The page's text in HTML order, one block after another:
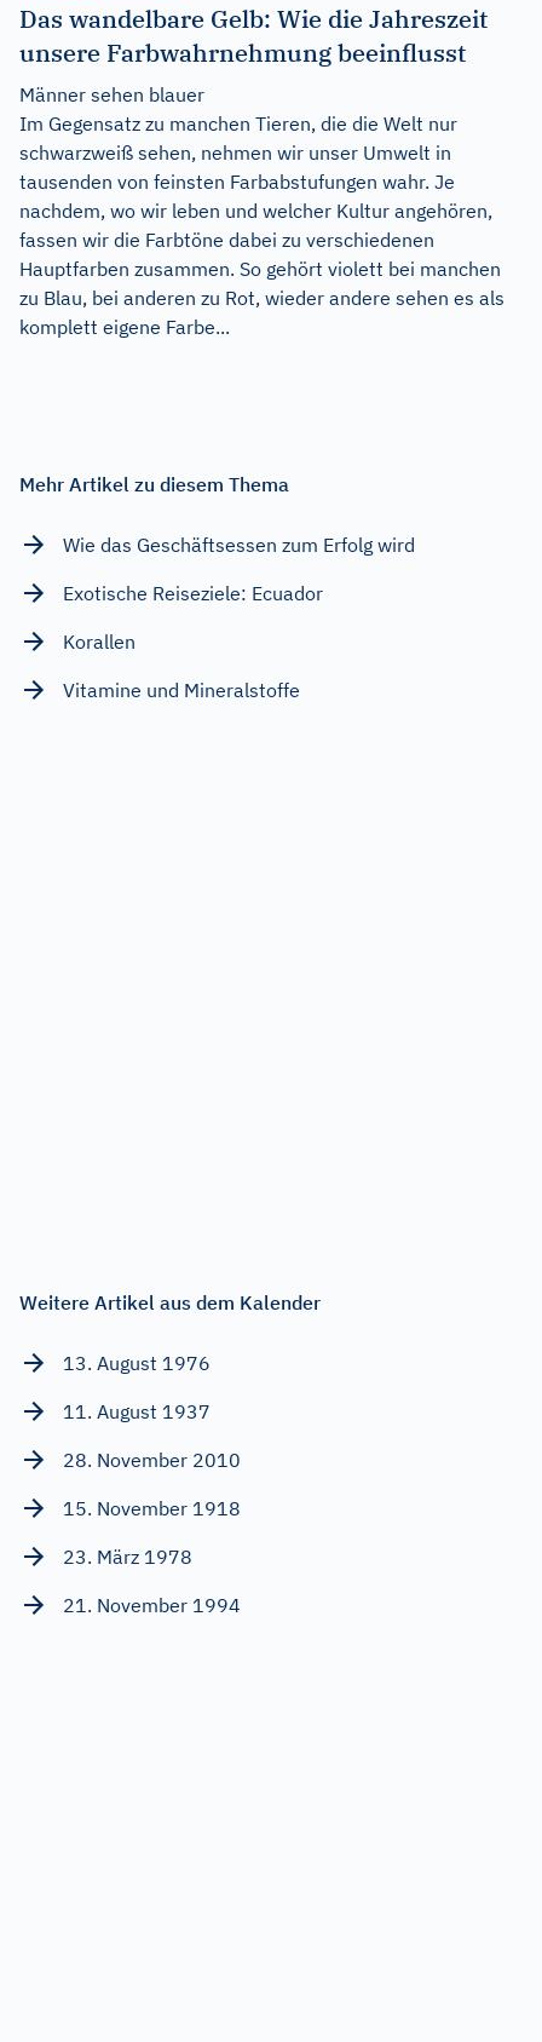
Das wandelbare Gelb: Wie die Jahreszeit
unsere Farbwahrnehmung beeinflusst
Männer sehen blauer
Im Gegensatz zu manchen Tieren, die die Welt nur
schwarzweiß sehen, nehmen wir unser Umwelt in
tausenden von feinsten Farbabstufungen wahr. Je
nachdem, wo wir leben und welcher Kultur angehören,
fassen wir die Farbtöne dabei zu verschiedenen
Hauptfarben zusammen. So gehört violett bei manchen
zu Blau, bei anderen zu Rot, wieder andere sehen es als
komplett eigene Farbe...
Mehr Artikel zu diesem Thema
Wie das Geschäftsessen zum Erfolg wird
Exotische Reiseziele: Ecuador
Korallen
Vitamine und Mineralstoffe
Weitere Artikel aus dem Kalender
13. August 1976
11. August 1937
28. November 2010
15. November 1918
23. März 1978
21. November 1994